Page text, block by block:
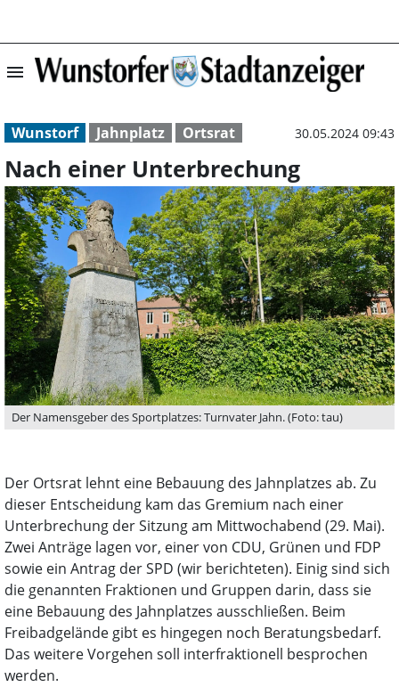
menu Nach einer
Wunstorf Jahnplatz Ortsrat 30.05.2024 09:43
Nach einer Unterbrechung
Der Namensgeber des Sportplatzes: Turnvater Jahn. (Foto: tau)
Der Ortsrat lehnt eine Bebauung des Jahnplatzes ab. Zu
dieser Entscheidung kam das Gremium nach einer
Unterbrechung der Sitzung am Mittwochabend (29. Mai).
Zwei Anträge lagen vor, einer von CDU, Grünen und FDP
sowie ein Antrag der SPD (wir berichteten). Einig sind sich
die genannten Fraktionen und Gruppen darin, dass sie
eine Bebauung des Jahnplatzes ausschließen. Beim
Freibadgelände gibt es hingegen noch Beratungsbedarf.
Das weitere Vorgehen soll interfraktionell besprochen
werden.